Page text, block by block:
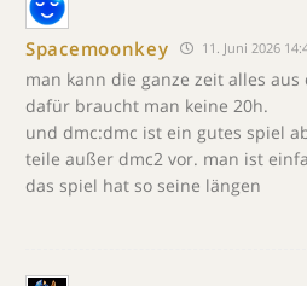
Spacemoonkey 11. Juni 2026
man kann die ganze zeit alles
dafür braucht man keine 20h.
und dmc:dmc ist ein gutes spiel
teile außer dmc2 vor. man ist
das spiel hat so seine längen